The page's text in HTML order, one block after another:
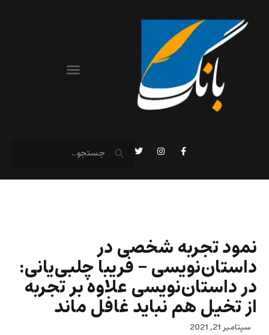
نمود تجربه شخصی در
داستان‌نویسی – فریبا چلبی‌یانی:
در داستان‌نویسی علاوه بر تجربه
از تخیل هم نباید غافل ماند
سپتامبر 21, 2021